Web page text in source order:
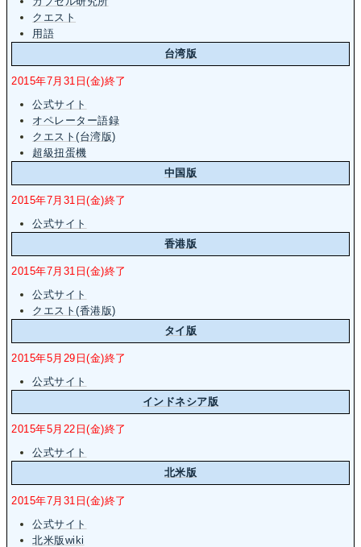
クエスト
用語
台湾版
2015年7月31日(金)終了
公式サイト
オペレーター語録
クエスト(台湾版)
超級扭蛋機
中国版
2015年7月31日(金)終了
公式サイト
香港版
2015年7月31日(金)終了
公式サイト
クエスト(香港版)
タイ版
2015年5月29日(金)終了
公式サイト
インドネシア版
2015年5月22日(金)終了
公式サイト
北米版
2015年7月31日(金)終了
公式サイト
北米版wiki